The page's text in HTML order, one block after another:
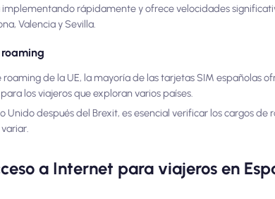
implementando rápidamente y ofrece velocidades
Valencia y Sevilla.
roaming de la UE, la mayoría de las tarjetas SIM españolas
los viajeros que exploran varios países.
Unido después del Brexit, es esencial verificar los cargos
a Internet para viajeros en